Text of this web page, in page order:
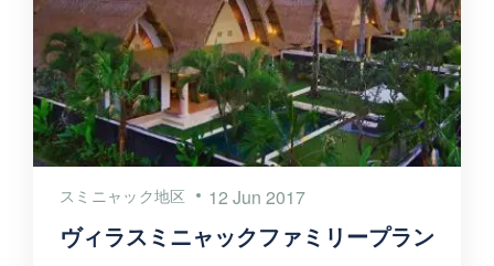
スミニャック地区 12 Jun 2017
ヴィラスミニャックファミリープラン